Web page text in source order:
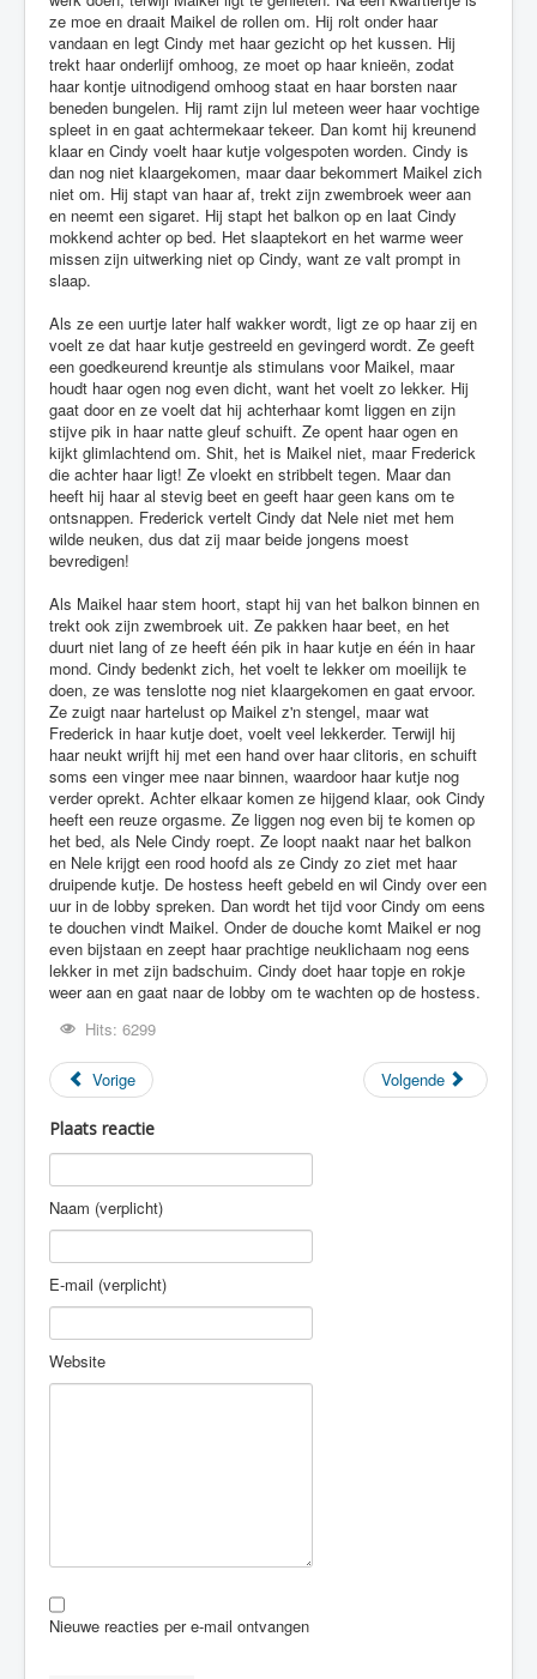
ze moe en draait Maikel de rollen om. Hij rolt onder haar
vandaan en legt Cindy met haar gezicht op het kussen. Hij
trekt haar onderlijf omhoog, ze moet op haar knieën, zodat
haar kontje uitnodigend omhoog staat en haar borsten naar
beneden bungelen. Hij ramt zijn lul meteen weer haar vochtige
spleet in en gaat achtermekaar tekeer. Dan komt hij kreunend
klaar en Cindy voelt haar kutje volgespoten worden. Cindy is
dan nog niet klaargekomen, maar daar bekommert Maikel zich
niet om. Hij stapt van haar af, trekt zijn zwembroek weer aan
en neemt een sigaret. Hij stapt het balkon op en laat Cindy
mokkend achter op bed. Het slaaptekort en het warme weer
missen zijn uitwerking niet op Cindy, want ze valt prompt in
slaap.
Als ze een uurtje later half wakker wordt, ligt ze op haar zij en
voelt ze dat haar kutje gestreeld en gevingerd wordt. Ze geeft
een goedkeurend kreuntje als stimulans voor Maikel, maar
houdt haar ogen nog even dicht, want het voelt zo lekker. Hij
gaat door en ze voelt dat hij achterhaar komt liggen en zijn
stijve pik in haar natte gleuf schuift. Ze opent haar ogen en
kijkt glimlachtend om. Shit, het is Maikel niet, maar Frederick
die achter haar ligt! Ze vloekt en stribbelt tegen. Maar dan
heeft hij haar al stevig beet en geeft haar geen kans om te
ontsnappen. Frederick vertelt Cindy dat Nele niet met hem
wilde neuken, dus dat zij maar beide jongens moest
bevredigen!
Als Maikel haar stem hoort, stapt hij van het balkon binnen en
trekt ook zijn zwembroek uit. Ze pakken haar beet, en het
duurt niet lang of ze heeft één pik in haar kutje en één in haar
mond. Cindy bedenkt zich, het voelt te lekker om moeilijk te
doen, ze was tenslotte nog niet klaargekomen en gaat ervoor.
Ze zuigt naar hartelust op Maikel z'n stengel, maar wat
Frederick in haar kutje doet, voelt veel lekkerder. Terwijl hij
haar neukt wrijft hij met een hand over haar clitoris, en schuift
soms een vinger mee naar binnen, waardoor haar kutje nog
verder oprekt. Achter elkaar komen ze hijgend klaar, ook Cindy
heeft een reuze orgasme. Ze liggen nog even bij te komen op
het bed, als Nele Cindy roept. Ze loopt naakt naar het balkon
en Nele krijgt een rood hoofd als ze Cindy zo ziet met haar
druipende kutje. De hostess heeft gebeld en wil Cindy over een
uur in de lobby spreken. Dan wordt het tijd voor Cindy om eens
te douchen vindt Maikel. Onder de douche komt Maikel er nog
even bijstaan en zeept haar prachtige neuklichaam nog eens
lekker in met zijn badschuim. Cindy doet haar topje en rokje
weer aan en gaat naar de lobby om te wachten op de hostess.
Hits: 6299
Vorige Volgende
Plaats reactie
Naam (verplicht)
E-mail (verplicht)
Website
Nieuwe reacties per e-mail ontvangen